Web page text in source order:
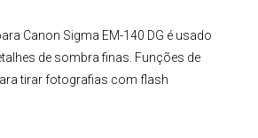
Canon Sigma EM-140 DG é usado
de sombra finas. Funções de
tirar fotografias com flash